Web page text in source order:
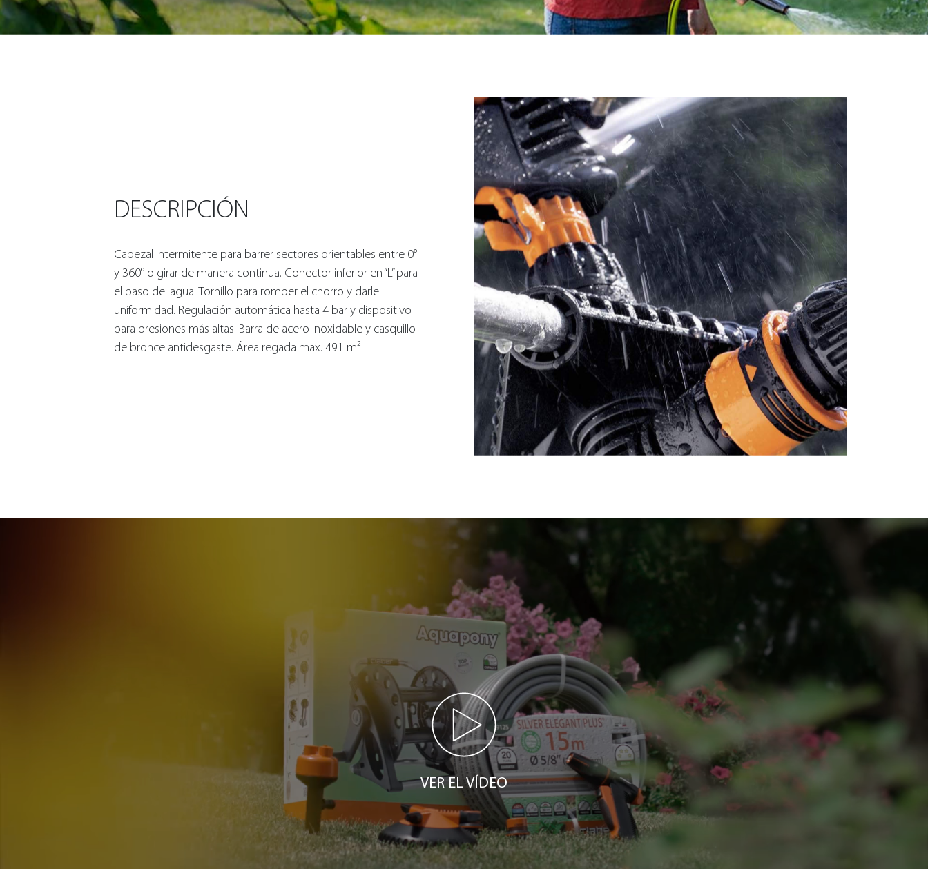
DESCRIPCIÓN
Cabezal intermitente para barrer sectores orientables entre 0°
y 360° o girar de manera continua. Conector inferior en “L” para
el paso del agua. Tornillo para romper el chorro y darle
uniformidad. Regulación automática hasta 4 bar y dispositivo
para presiones más altas. Barra de acero inoxidable y casquillo
de bronce antidesgaste. Área regada max. 491 m².
VER EL VÍDEO